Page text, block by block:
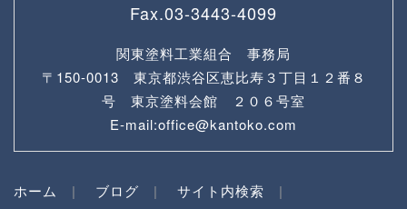
Fax.03-3443-4099
関東塗料工業組合 事務局
〒150-0013 東京都渋谷区恵比寿３丁目１２番８
号 東京塗料会館 ２０６号室
E-mail:office@kantoko.com
ホーム ブログ サイト内検索